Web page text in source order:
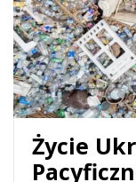
Życie